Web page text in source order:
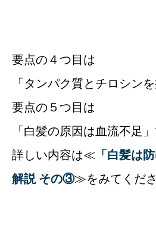
要点の４つ目は
「タンパク質とチロシンを
要点の５つ目は
「白髪の原因は血流不足」
詳しい内容は≪ 「白髪は
解説 その③≫をみてくだ